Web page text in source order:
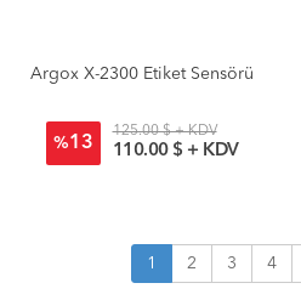
Argox X-2300 Etiket Sensörü
%13
125.00 $ + KDV
110.00 $ + KDV
1 2 3 4